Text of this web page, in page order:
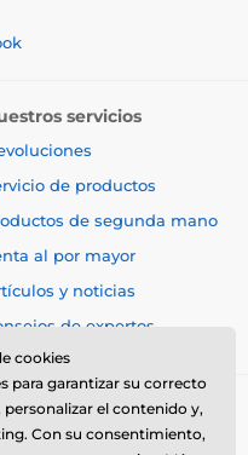
servicios
de productos
de segunda mano
al por mayor
y noticias
de expertos
cookies
para garantizar su correcto
el contenido y,
Con su consentimiento,